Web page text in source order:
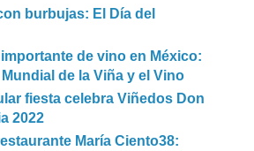
burbujas: El Día del
de vino en México:
de la Viña y el Vino
fiesta celebra Viñedos Don
2022
María Ciento38: